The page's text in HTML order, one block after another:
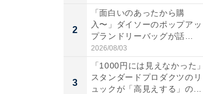
2
「面白いのあったから購
入〜」ダイソーのポップアッ
プランドリーバッグが話
題。“さま...
2026/08/03
3
「1000円には見えなかった」
スタンダードプロダクツのリ
ュックが「高見えする」の...